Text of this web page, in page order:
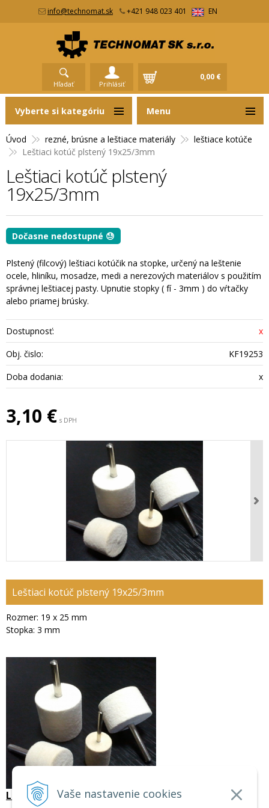
Vaše nastavenie cookies
info@technomat.sk +421 948 023 401 EN
Hľadať Prihlásiť
0,00 €
Úvod rezné, brúsne a leštiace materiály
leštiace kotúče
Leštiaci kotúč plstený 19x25/3mm
Leštiaci kotúč plstený
19x25/3mm
Dočasne nedostupné 😓
Plstený (filcový) leštiaci kotúčik na stopke, určený na leštenie
ocele, hliníku, mosadze, medi a nerezových materiálov s použitím
správnej leštiacej pasty. Upnutie stopky ( fí - 3mm ) do vŕtačky
alebo priamej brúsky.
Dostupnosť:
x
Obj. čislo:
KF19253
Doba dodania:
x
3,10 € s DPH
Leštiaci kotúč plstený 19x25/3mm
Rozmer: 19 x 25 mm
Stopka: 3 mm
Leštiaci kotúč plstený 19x25/3mm
Vyberte si kategóriu Menu